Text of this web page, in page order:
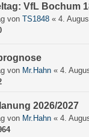
VfL Bochum
von TS1848 « 4.
von Mr.Hahn « 4.
2026/2027
von Mr.Hahn « 4.